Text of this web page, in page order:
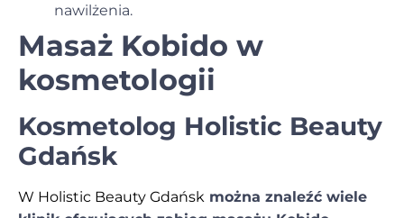
nawilżenia.
Masaż Kobido w
kosmetologii
Kosmetolog Holistic Beauty
Gdańsk
W Holistic Beauty Gdańsk można znaleźć wiele